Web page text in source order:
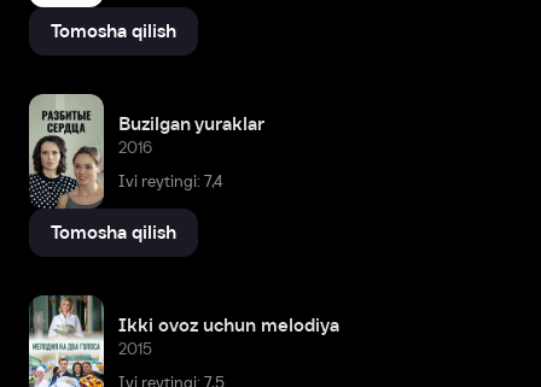
Tomosha qilish
Buzilgan yuraklar
2016
Ivi reytingi: 7,4
Tomosha qilish
Ikki ovoz uchun melodiya
2015
Ivi reytingi: 7,5